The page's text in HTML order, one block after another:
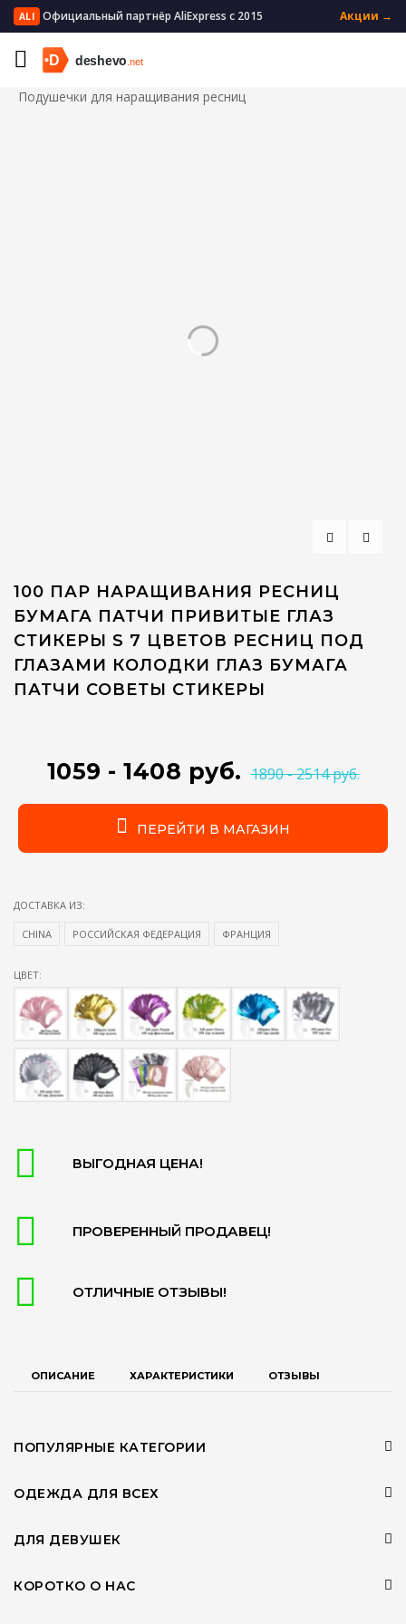
ALI Официальный партнёр AliExpress с 2015 Акции →
Главная Красота и здоровье
Инструменты и аксессуары для макияжа
Подушечки для наращивания ресниц
100 ПАР НАРАЩИВАНИЯ РЕСНИЦ
БУМАГА ПАТЧИ ПРИВИТЫЕ ГЛАЗ
СТИКЕРЫ S 7 ЦВЕТОВ РЕСНИЦ ПОД
ГЛАЗАМИ КОЛОДКИ ГЛАЗ БУМАГА
ПАТЧИ СОВЕТЫ СТИКЕРЫ
1059 - 1408 руб. 1890 - 2514 руб.
ПЕРЕЙТИ В МАГАЗИН
ДОСТАВКА ИЗ:
CHINA РОССИЙСКАЯ ФЕДЕРАЦИЯ ФРАНЦИЯ
ЦВЕТ:
ВЫГОДНАЯ ЦЕНА!
ПРОВЕРЕННЫЙ ПРОДАВЕЦ!
ОТЛИЧНЫЕ ОТЗЫВЫ!
ОПИСАНИЕ ХАРАКТЕРИСТИКИ ОТЗЫВЫ
ПОПУЛЯРНЫЕ КАТЕГОРИИ
ОДЕЖДА ДЛЯ ВСЕХ
ДЛЯ ДЕВУШЕК
КОРОТКО О НАС